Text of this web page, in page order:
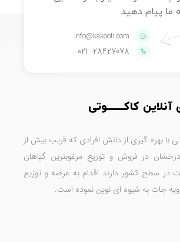
ما پیام دهید
info@kakooti.com
28427078
- 021
کاکـــــــوتی
با بهره گیری از دانش افرادی که قریب بیش از
در فروش و توزیع مرغوبترین گیاهان
در سطح کشور دارند اقدام به عرضه و توزیع
جات به شیوه ای نوین نموده است.